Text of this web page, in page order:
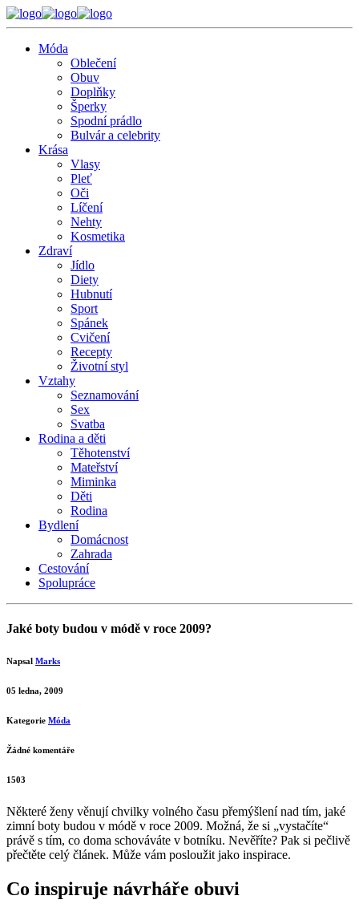
Móda
Oblečení
Obuv
Doplňky
Šperky
Spodní prádlo
Bulvár a celebrity
Krása
Vlasy
Pleť
Oči
Líčení
Nehty
Kosmetika
Zdraví
Jídlo
Diety
Hubnutí
Sport
Spánek
Cvičení
Recepty
Životní styl
Vztahy
Seznamování
Sex
Svatba
Rodina a děti
Těhotenství
Mateřství
Miminka
Děti
Rodina
Bydlení
Domácnost
Zahrada
Cestování
Spolupráce
Jaké boty budou v módě v roce 2009?
Napsal Marks
05 ledna, 2009
Kategorie Móda
Žádné komentáře
1503
Některé ženy věnují chvilky volného času přemýšlení nad tím, jaké
zimní boty budou v módě v roce 2009. Možná, že si „vystačíte“
právě s tím, co doma schováváte v botníku. Nevěříte? Pak si pečlivě
přečtěte celý článek. Může vám posloužit jako inspirace.
Co inspiruje návrháře obuvi